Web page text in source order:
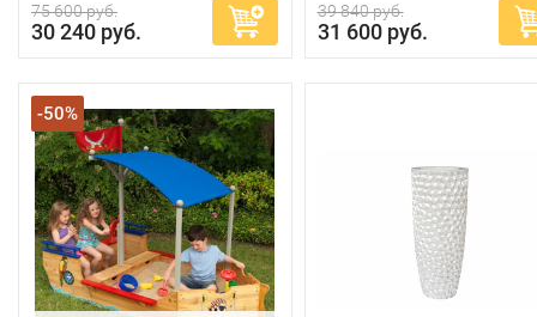
75 600 руб.
30 240 руб.
39 840 руб.
31 600 руб.
-50%